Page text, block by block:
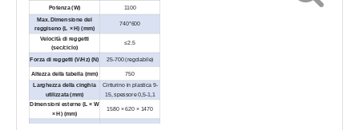
Potenza (W) 1100
Max. Dimensione del
reggiseno (L × H) (mm)
740*600
Velocità di reggetti
(sec/ciclo)
≤2.5
Forza di reggetti (V/Hz) (N) 25-700 (regolabile)
Altezza della tabella (mm) 750
Larghezza della cinghia
utilizzata (mm)
Cinturino in plastica 9-
15, spessore 0,5-1,1
Dimensioni esterne (L × W
× H) (mm)
1580 × 620 × 1470
Peso netto (kg) 300